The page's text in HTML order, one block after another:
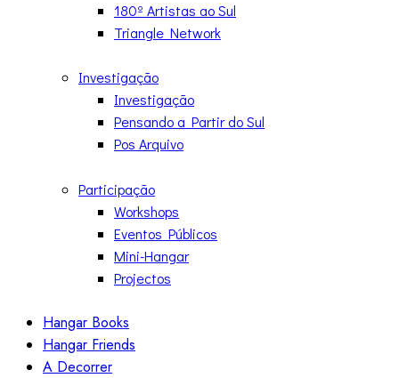
180º Artistas ao Sul
Triangle Network
Investigação
Investigação
Pensando a Partir do Sul
Pos Arquivo
Participação
Workshops
Eventos Públicos
Mini-Hangar
Projectos
Hangar Books
Hangar Friends
A Decorrer